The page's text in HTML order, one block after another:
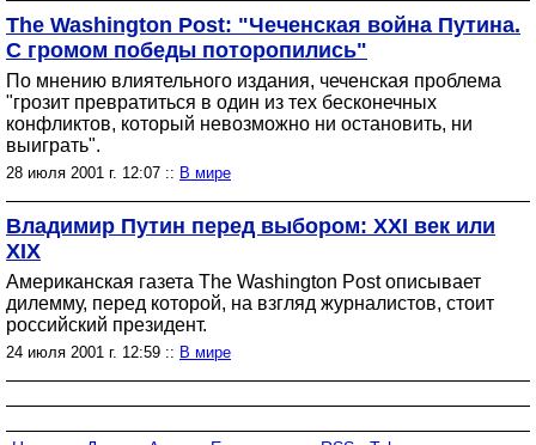
The Washington Post: "Чеченская война Путина.
С громом победы поторопились"
По мнению влиятельного издания, чеченская проблема
"грозит превратиться в один из тех бесконечных
конфликтов, который невозможно ни остановить, ни
выиграть".
28 июля 2001 г. 12:07 :: В мире
Владимир Путин перед выбором: XXI век или
XIX
Американская газета The Washington Post описывает
дилемму, перед которой, на взгляд журналистов, стоит
российский президент.
24 июля 2001 г. 12:59 :: В мире